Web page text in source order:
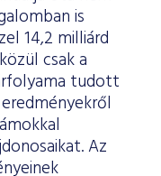
is
14,2 milliárd
csak a
tudott
Az